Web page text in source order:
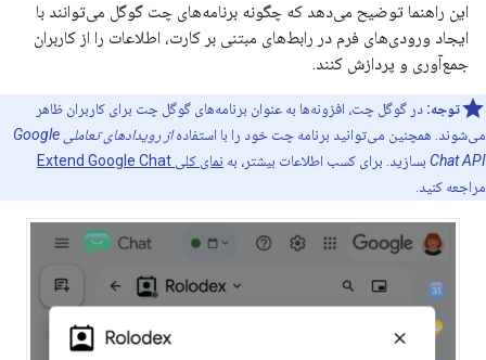
این راهنما توضیح می‌دهد که چگونه برنامه‌های چت گوگل می‌توانند با
ایجاد ورودی‌های فرم در رابط‌های مبتنی بر کارت، اطلاعات را از کاربران
جمع‌آوری و پردازش کنند.
توجه: در گوگل چت، افزونه‌ها به عنوان برنامه‌های گوگل چت برای کاربران ظاهر
می‌شوند. همچنین می‌توانید برنامه چت خود را با استفاده
از رویدادهای تعاملی Google
Chat API بسازید. برای کسب اطلاعات بیشتر، به نمای کلی Extend Google Chat
مراجعه کنید.